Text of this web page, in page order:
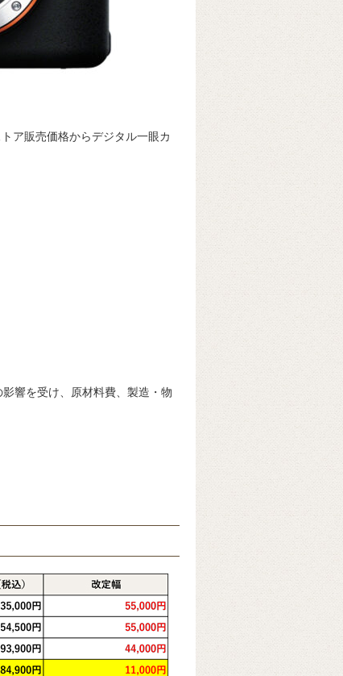
ア販売価格からデジタル一眼カ
響を受け、原材料費、製造・物